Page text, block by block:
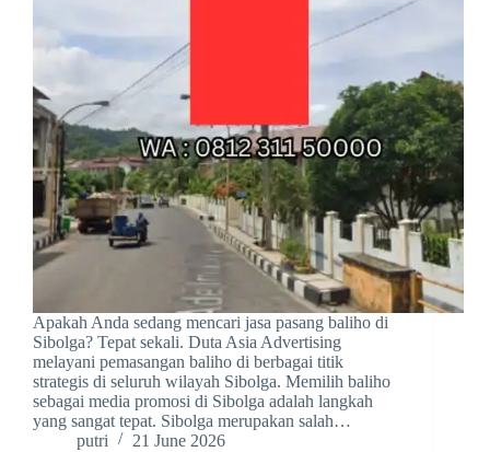
Apakah Anda sedang mencari jasa pasang baliho di
Sibolga? Tepat sekali. Duta Asia Advertising
melayani pemasangan baliho di berbagai titik
strategis di seluruh wilayah Sibolga. Memilih baliho
sebagai media promosi di Sibolga adalah langkah
yang sangat tepat. Sibolga merupakan salah…
putri
21 June 2026